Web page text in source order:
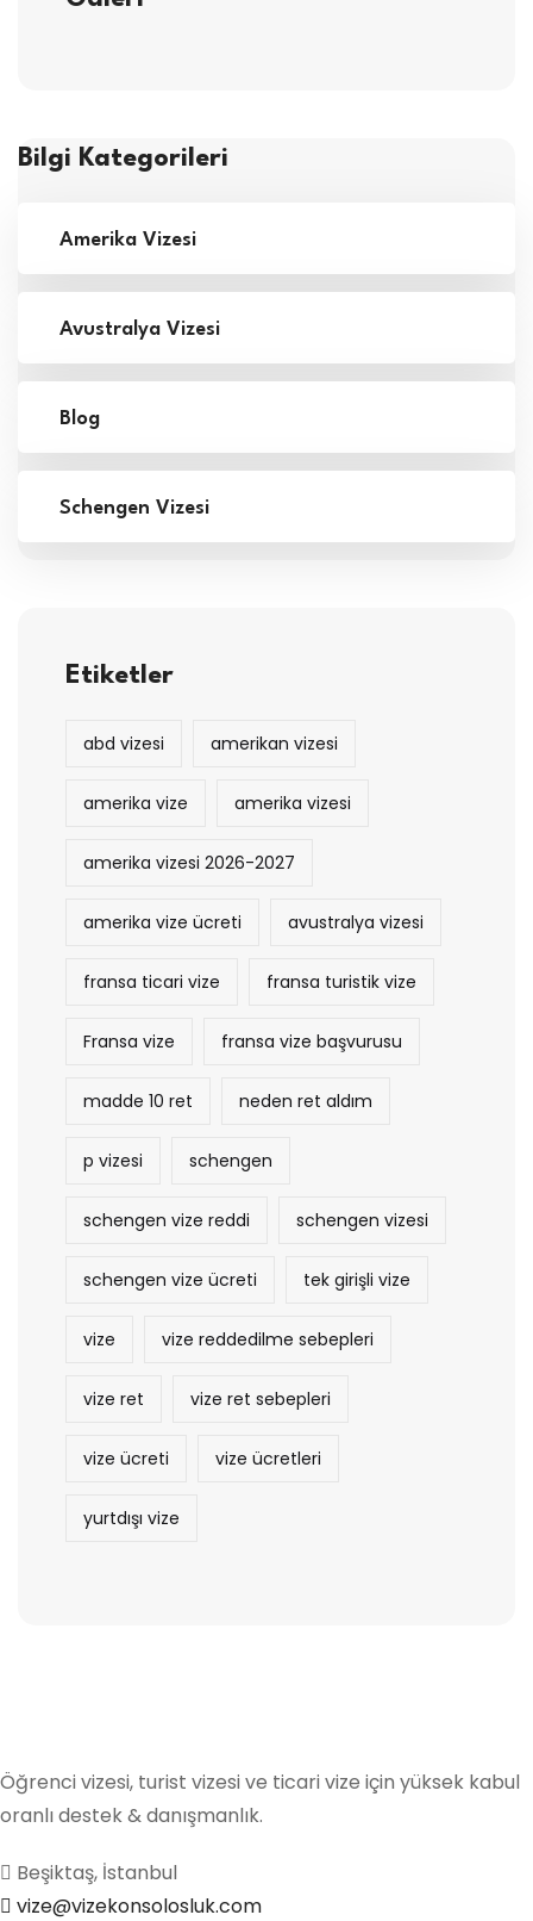
Bilgi Kategorileri
Amerika Vizesi
Avustralya Vizesi
Blog
Schengen Vizesi
Etiketler
abd vizesi amerikan vizesi
amerika vize amerika vizesi
amerika vizesi 2026-2027
amerika vize ücreti avustralya vizesi
fransa ticari vize fransa turistik vize
Fransa vize fransa vize başvurusu
madde 10 ret neden ret aldım
p vizesi schengen
schengen vize reddi schengen vizesi
schengen vize ücreti tek girişli vize
vize vize reddedilme sebepleri
vize ret vize ret sebepleri
vize ücreti vize ücretleri
yurtdışı vize
Öğrenci vizesi, turist vizesi ve ticari vize için yüksek kabul
oranlı destek & danışmanlık.
Beşiktaş, İstanbul
vize@vizekonsolosluk.com